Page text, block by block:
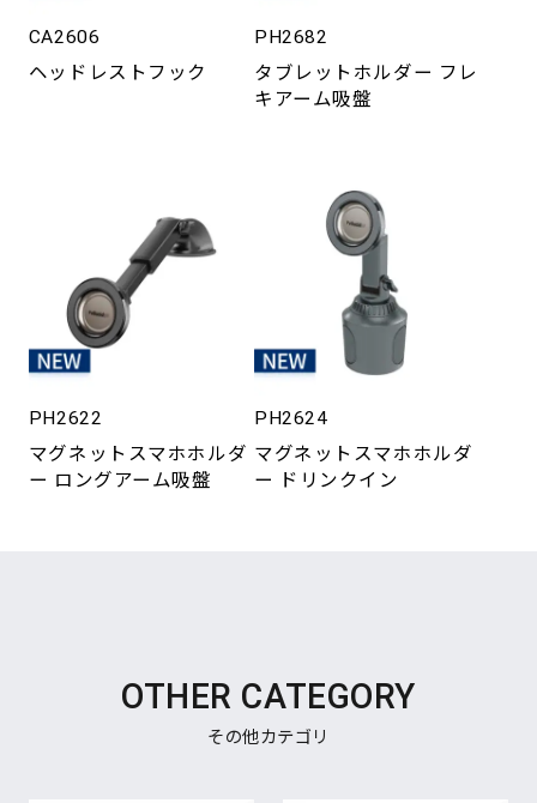
CA2606
ヘッドレストフック
PH2682
タブレットホルダー フレ
キアーム吸盤
PH2622
マグネットスマホホルダ
ー ロングアーム吸盤
PH2624
マグネットスマホホルダ
ー ドリンクイン
OTHER CATEGORY
その他カテゴリ